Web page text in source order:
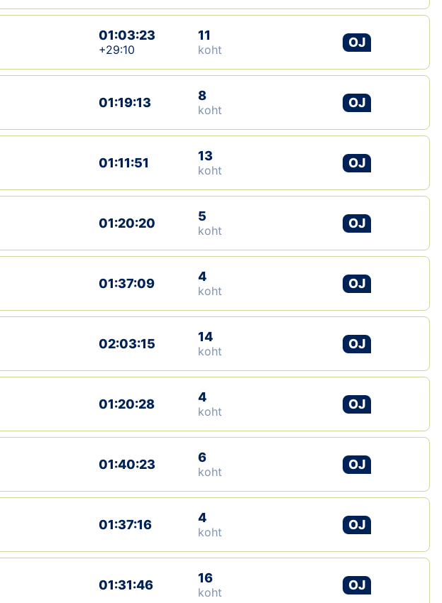
01:03:23
+29:10
11
koht
OJ
01:19:13 8
koht
OJ
01:11:51 13
koht
OJ
01:20:20 5
koht
OJ
01:37:09 4
koht
OJ
02:03:15 14
koht
OJ
01:20:28 4
koht
OJ
01:40:23 6
koht
OJ
01:37:16 4
koht
OJ
01:31:46 16
koht
OJ